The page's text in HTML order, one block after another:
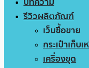
รีวิวผลิตภัณฑ์
เว็บซื้อขาย
กระเป๋าเก็บ
เครื่องขุด